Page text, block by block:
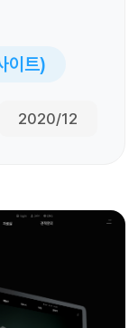
이트)
2020/12